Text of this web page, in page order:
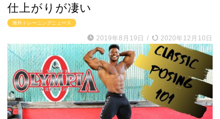
仕上がりが凄い
海外トレーニングニュース
2019年8月19日 / 2020年12月10日